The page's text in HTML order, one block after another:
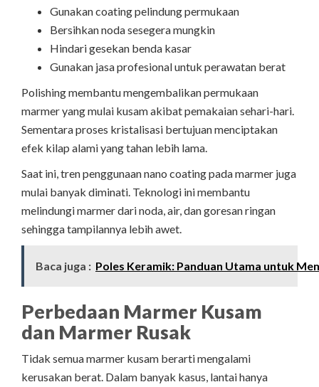
Gunakan coating pelindung permukaan
Bersihkan noda sesegera mungkin
Hindari gesekan benda kasar
Gunakan jasa profesional untuk perawatan berat
Polishing membantu mengembalikan permukaan
marmer yang mulai kusam akibat pemakaian sehari-hari.
Sementara proses kristalisasi bertujuan menciptakan
efek kilap alami yang tahan lebih lama.
Saat ini, tren penggunaan nano coating pada marmer juga
mulai banyak diminati. Teknologi ini membantu
melindungi marmer dari noda, air, dan goresan ringan
sehingga tampilannya lebih awet.
Baca juga : Poles Keramik: Panduan Utama untuk
Perbedaan Marmer Kusam
dan Marmer Rusak
Tidak semua marmer kusam berarti mengalami
kerusakan berat. Dalam banyak kasus, lantai hanya